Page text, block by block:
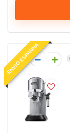
ENVIO ESPANHA
1